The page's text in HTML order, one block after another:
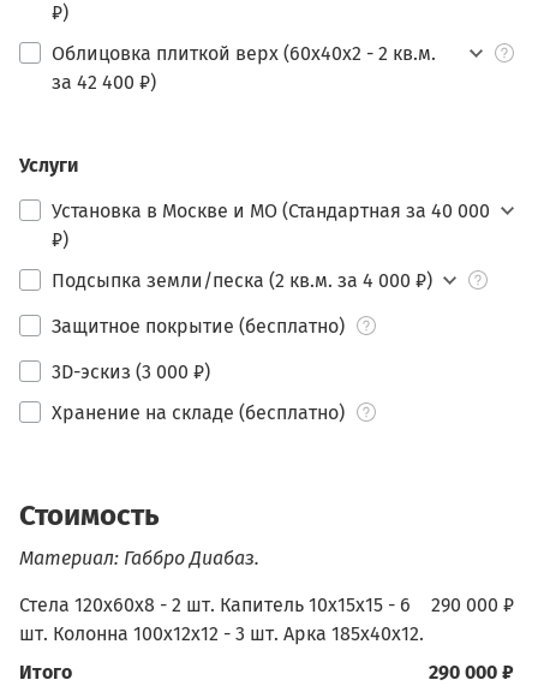
₽)
Облицовка плиткой верх (60х40х2 - 2 кв.м.
за 42 400 ₽)
Услуги
Установка в Москве и МО (Стандартная за 40 000
₽)
Подсыпка земли/песка (2 кв.м. за 4 000 ₽)
Защитное покрытие (бесплатно)
3D-эскиз (3 000 ₽)
Хранение на складе (бесплатно)
Стоимость
Материал: Габбро Диабаз.
290 000 ₽
Стела 120х60х8 - 2 шт. Капитель 10х15х15 - 6
шт. Колонна 100х12х12 - 3 шт. Арка 185х40х12.
290 000 ₽
Итого